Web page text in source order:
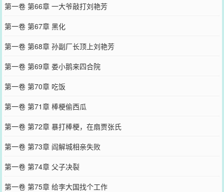
第一卷 第66章 一大爷敲打刘艳芳
第一卷 第67章 黑化
第一卷 第68章 孙副厂长顶上刘艳芳
第一卷 第69章 娄小鹅来四合院
第一卷 第70章 吃饭
第一卷 第71章 棒梗偷西瓜
第一卷 第72章 暴打棒梗，在扇贾张氏
第一卷 第73章 阎解城相亲失败
第一卷 第74章 父子决裂
第一卷 第75章 给李大国找个工作